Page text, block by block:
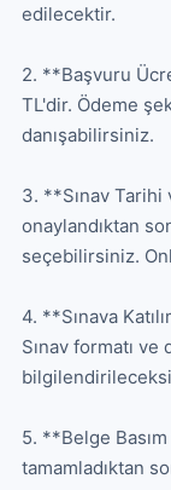
edilecektir.
2. **Başvuru
TL'dir. Ödeme
danışabilirsiniz.
3. **Sınav
onaylandıktan
seçebilirsiniz.
4. **Sınava
Sınav formatı ve
5. **Belge
tamamladıktan